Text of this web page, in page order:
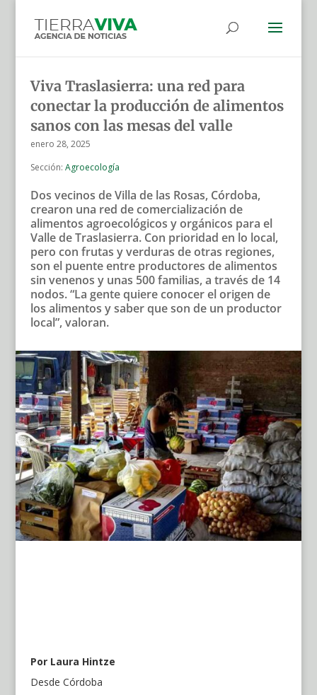
Viva Traslasierra: una red para
conectar la producción de alimentos
sanos con las mesas del valle
enero 28, 2025
Sección: Agroecología
Dos vecinos de Villa de las Rosas, Córdoba,
crearon una red de comercialización de
alimentos agroecológicos y orgánicos para el
Valle de Traslasierra. Con prioridad en lo local,
pero con frutas y verduras de otras regiones,
son el puente entre productores de alimentos
sin venenos y unas 500 familias, a través de 14
nodos. “La gente quiere conocer el origen de
los alimentos y saber que son de un productor
local”, valoran.
Por Laura Hintze
Desde Córdoba